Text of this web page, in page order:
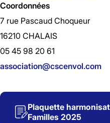
Coordonnées
7 rue Pascaud Choqueur
16210 CHALAIS
05 45 98 20 61
association@cscenvol.com
Plaquette
Familles 2025